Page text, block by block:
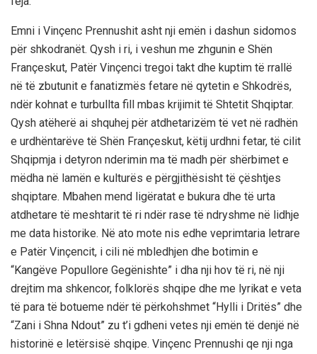
Emni i Vinçenc Prennushit asht nji emën i dashun sidomos
për shkodranët. Qysh i ri, i veshun me zhgunin e Shën
Françeskut, Patër Vinçenci tregoi takt dhe kuptim të rrallë
në të zbutunit e fanatizmës fetare në qytetin e Shkodrës,
ndër kohnat e turbullta fill mbas krijimit të Shtetit Shqiptar.
Qysh atëherë ai shquhej për atdhetarizëm të vet në radhën
e urdhëntarëve të Shën Françeskut, këtij urdhni fetar, të cilit
Shqipmja i detyron nderimin ma të madh për shërbimet e
mëdha në lamën e kulturës e përgjithësisht të çështjes
shqiptare. Mbahen mend ligëratat e bukura dhe të urta
atdhetare të meshtarit të ri ndër rase të ndryshme në lidhje
me data historike. Në ato mote nis edhe veprimtaria letrare
e Patër Vinçencit, i cili në mbledhjen dhe botimin e
“Kangëve Popullore Gegënishte” i dha nji hov të ri, në nji
drejtim ma shkencor, folklorës shqipe dhe me lyrikat e veta
të para të botueme ndër të përkohshmet “Hylli i Dritës” dhe
“Zani i Shna Ndout” zu t’i gdheni vetes nji emën të denjë në
historinë e letërsisë shqipe. Vinçenc Prennushi qe nji nga